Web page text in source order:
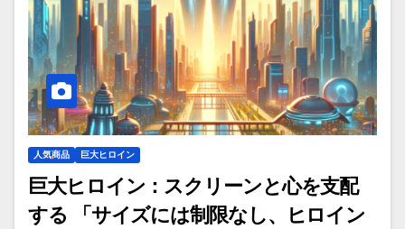
人気商品 巨大ヒロイン
巨大ヒロイン：スクリーンと心を支配
する 「サイズには制限なし、ヒロイン